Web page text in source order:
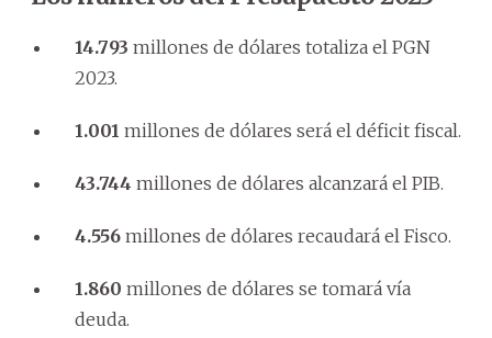
14.793 millones de dólares totaliza el PGN
2023.
1.001 millones de dólares será el déficit fiscal.
43.744 millones de dólares alcanzará el PIB.
4.556 millones de dólares recaudará el Fisco.
1.860 millones de dólares se tomará vía
deuda.